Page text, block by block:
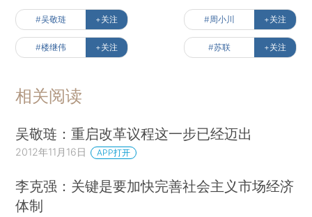
#吴敬琏 +关注 #周小川 +关注
#楼继伟 +关注 #苏联 +关注
相关阅读
吴敬琏：重启改革议程这一步已经迈出
2012年11月16日 APP打开
李克强：关键是要加快完善社会主义市场经济
体制